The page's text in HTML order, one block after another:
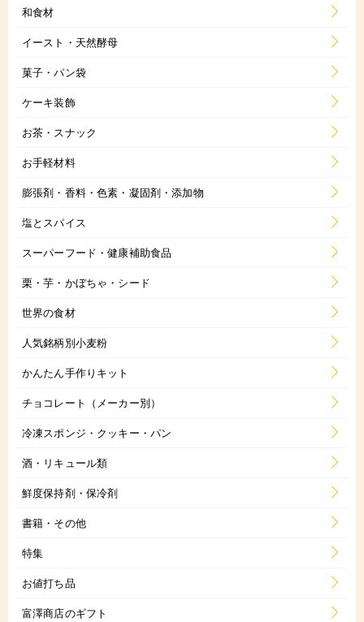
和食材
イースト・天然酵母
菓子・パン袋
ケーキ装飾
お茶・スナック
お手軽材料
膨張剤・香料・色素・凝固剤・添加物
塩とスパイス
スーパーフード・健康補助食品
栗・芋・かぼちゃ・シード
世界の食材
人気銘柄別小麦粉
かんたん手作りキット
チョコレート（メーカー別）
冷凍スポンジ・クッキー・パン
酒・リキュール類
鮮度保持剤・保冷剤
書籍・その他
特集
お値打ち品
富澤商店のギフト